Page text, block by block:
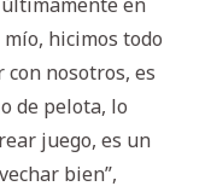
hicimos todo
nosotros, es
de pelota, lo
juego, es un
bien”,